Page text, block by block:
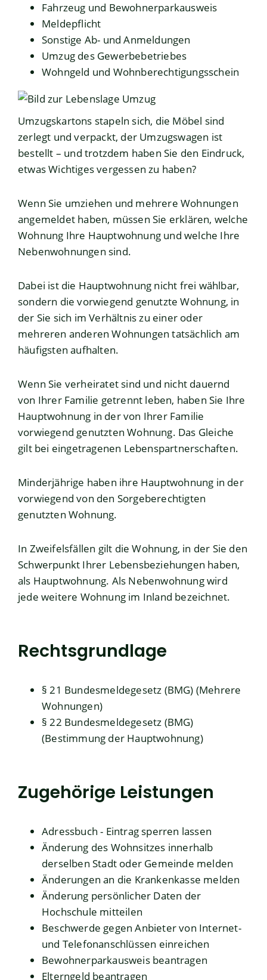
Fahrzeug und Bewohnerparkausweis
Meldepflicht
Sonstige Ab- und Anmeldungen
Umzug des Gewerbebetriebes
Wohngeld und Wohnberechtigungsschein
Umzugskartons stapeln sich, die Möbel sind
zerlegt und verpackt, der Umzugswagen ist
bestellt – und trotzdem haben Sie den Eindruck,
etwas Wichtiges vergessen zu haben?
Wenn Sie umziehen und mehrere Wohnungen
angemeldet haben, müssen Sie erklären, welche
Wohnung Ihre Hauptwohnung und welche Ihre
Nebenwohnungen sind.
Dabei ist die Hauptwohnung nicht frei wählbar,
sondern die vorwiegend genutzte Wohnung, in
der Sie sich im Verhältnis zu einer oder
mehreren anderen Wohnungen tatsächlich am
häufigsten aufhalten.
Wenn Sie verheiratet sind und nicht dauernd
von Ihrer Familie getrennt leben, haben Sie Ihre
Hauptwohnung in der von Ihrer Familie
vorwiegend genutzten Wohnung. Das Gleiche
gilt bei eingetragenen Lebenspartnerschaften.
Minderjährige haben ihre Hauptwohnung in der
vorwiegend von den Sorgeberechtigten
genutzten Wohnung.
In Zweifelsfällen gilt die Wohnung, in der Sie den
Schwerpunkt Ihrer Lebensbeziehungen haben,
als Hauptwohnung. Als Nebenwohnung wird
jede weitere Wohnung im Inland bezeichnet.
Rechtsgrundlage
§ 21 Bundesmeldegesetz (BMG) (Mehrere
Wohnungen)
§ 22 Bundesmeldegesetz (BMG)
(Bestimmung der Hauptwohnung)
Zugehörige Leistungen
Adressbuch - Eintrag sperren lassen
Änderung des Wohnsitzes innerhalb
derselben Stadt oder Gemeinde melden
Änderungen an die Krankenkasse melden
Änderung persönlicher Daten der
Hochschule mitteilen
Beschwerde gegen Anbieter von Internet-
und Telefonanschlüssen einreichen
Bewohnerparkausweis beantragen
Elterngeld beantragen